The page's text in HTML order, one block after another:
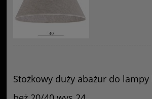
Stożkowy duży abażur do lampy